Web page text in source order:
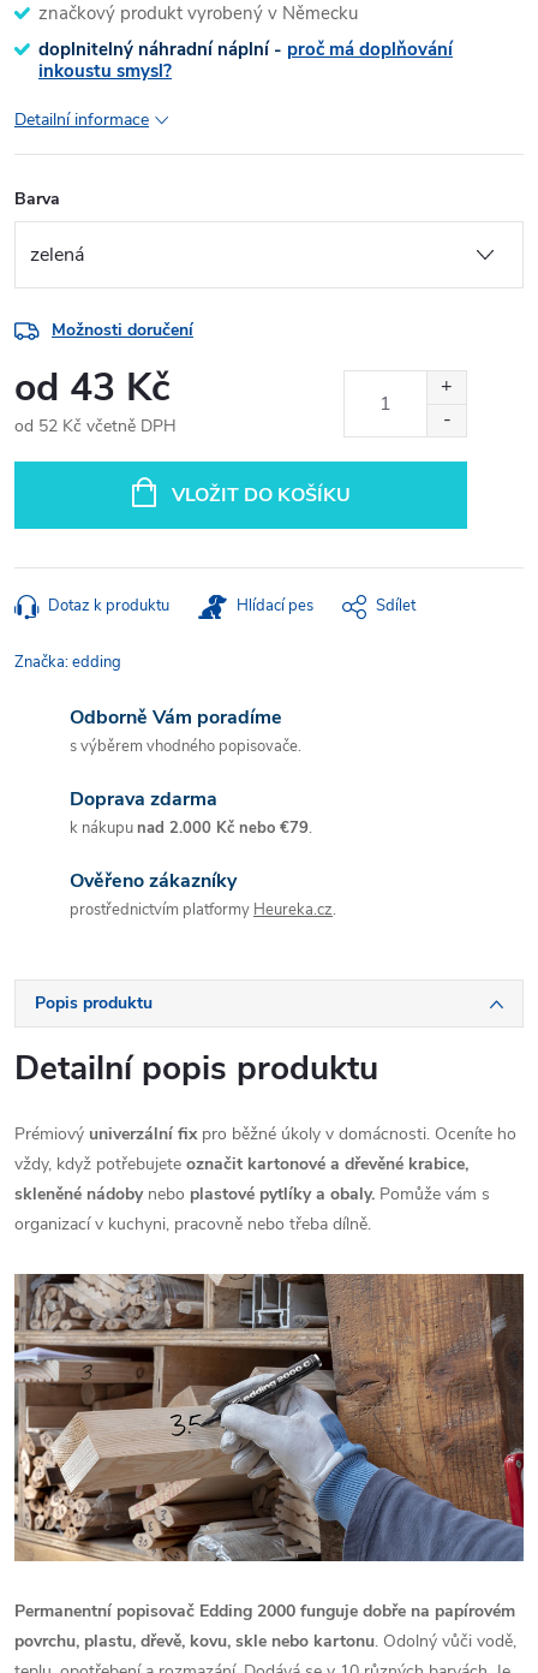
značkový produkt vyrobený v Německu
doplnitelný náhradní náplní - proč má doplňování
inkoustu smysl?
Detailní informace
Barva
Možnosti doručení
od 43 Kč
od 52 Kč včetně DPH
VLOŽIT DO KOŠÍKU
Dotaz k produktu Hlídací pes Sdílet
Značka:edding
Odborně Vám poradíme
s výběrem vhodného popisovače.
Doprava zdarma
k nákupunad 2.000 Kč nebo €79.
Ověřeno zákazníky
prostřednictvím platformy Heureka.cz.
Popis produktu
Detailní popis produktu
Prémiový univerzální fixpro běžné úkoly v domácnosti. Oceníte ho
vždy, když potřebujete označit kartonové a dřevěné krabice,
skleněné nádobynebo plastové pytlíky a obaly. Pomůže vám s
organizací v kuchyni, pracovně nebo třeba dílně.
Permanentní popisovač Edding 2000 funguje dobře na papírovém
povrchu, plastu, dřevě, kovu, skle nebo kartonu. Odolný vůči vodě,